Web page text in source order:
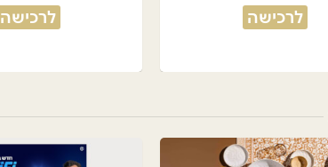
לרכישה לרכישה